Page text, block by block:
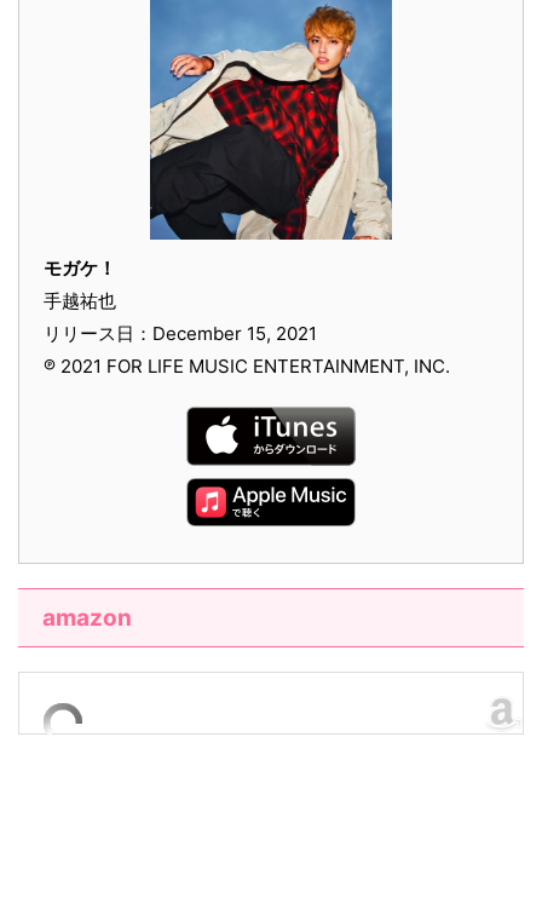
モガケ！
手越祐也
リリース日：December 15, 2021
℗ 2021 FOR LIFE MUSIC ENTERTAINMENT, INC.
amazon